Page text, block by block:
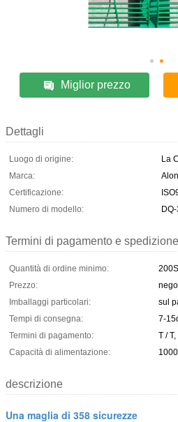
Miglior prezzo
Dettagli
Luogo di origine:
La
Marca:
Alon
Certificazione:
Numero di modello:
Termini di pagamento e spedizione
Quantità di ordine minimo:
Prezzo:
Imballaggi particolari:
sul
Tempi di consegna:
7-
Termini di pagamento:
T /
Capacità di alimentazione:
descrizione
Una maglia di 358 sicurezze